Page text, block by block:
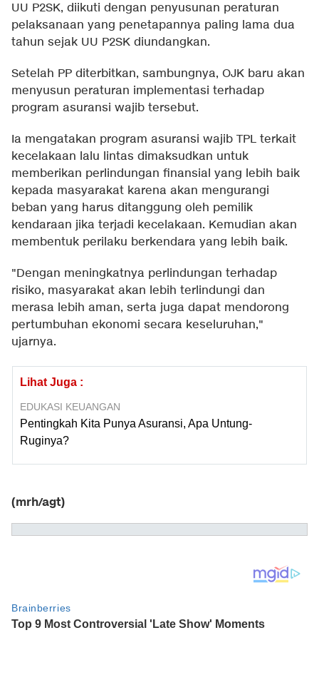
UU P2SK, diikuti dengan penyusunan peraturan
pelaksanaan yang penetapannya paling lama dua
tahun sejak UU P2SK diundangkan.
Setelah PP diterbitkan, sambungnya, OJK baru akan
menyusun peraturan implementasi terhadap
program asuransi wajib tersebut.
Ia mengatakan program asuransi wajib TPL terkait
kecelakaan lalu lintas dimaksudkan untuk
memberikan perlindungan finansial yang lebih baik
kepada masyarakat karena akan mengurangi
beban yang harus ditanggung oleh pemilik
kendaraan jika terjadi kecelakaan. Kemudian akan
membentuk perilaku berkendara yang lebih baik.⁠
"Dengan meningkatnya perlindungan terhadap
risiko, masyarakat akan lebih terlindungi dan
merasa lebih aman, serta juga dapat mendorong
pertumbuhan ekonomi secara keseluruhan,"
ujarnya.
Lihat Juga :
EDUKASI KEUANGAN
Pentingkah Kita Punya Asuransi, Apa Untung-
Ruginya?
(mrh/agt)